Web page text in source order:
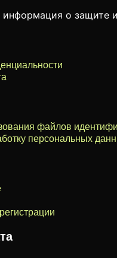
информация о защите
файлов
персональных